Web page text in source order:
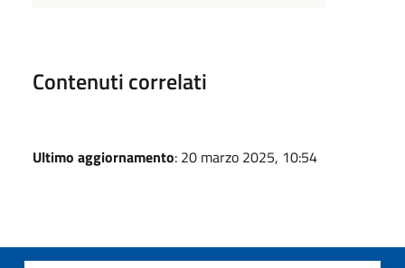
Contenuti correlati
Ultimo aggiornamento: 20 marzo 2025, 10:54